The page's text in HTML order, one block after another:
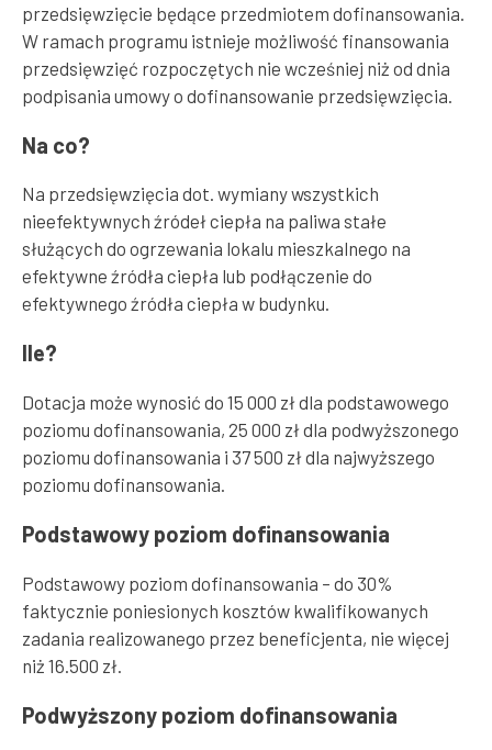
przedsięwzięcie będące przedmiotem dofinansowania.
W ramach programu istnieje możliwość finansowania
przedsięwzięć rozpoczętych nie wcześniej niż od dnia
podpisania umowy o dofinansowanie przedsięwzięcia.
Na co?
Na przedsięwzięcia dot. wymiany wszystkich
nieefektywnych źródeł ciepła na paliwa stałe
służących do ogrzewania lokalu mieszkalnego na
efektywne źródła ciepła lub podłączenie do
efektywnego źródła ciepła w budynku.
Ile?
Dotacja może wynosić do 15 000 zł dla podstawowego
poziomu dofinansowania, 25 000 zł dla podwyższonego
poziomu dofinansowania i 37 500 zł dla najwyższego
poziomu dofinansowania.
Podstawowy poziom dofinansowania
Podstawowy poziom dofinansowania – do 30%
faktycznie poniesionych kosztów kwalifikowanych
zadania realizowanego przez beneficjenta, nie więcej
niż 16.500 zł.
Podwyższony poziom dofinansowania